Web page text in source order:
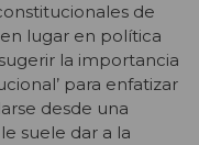
de
lugar en política
la importancia
para enfatizar
desde una
suele dar a la